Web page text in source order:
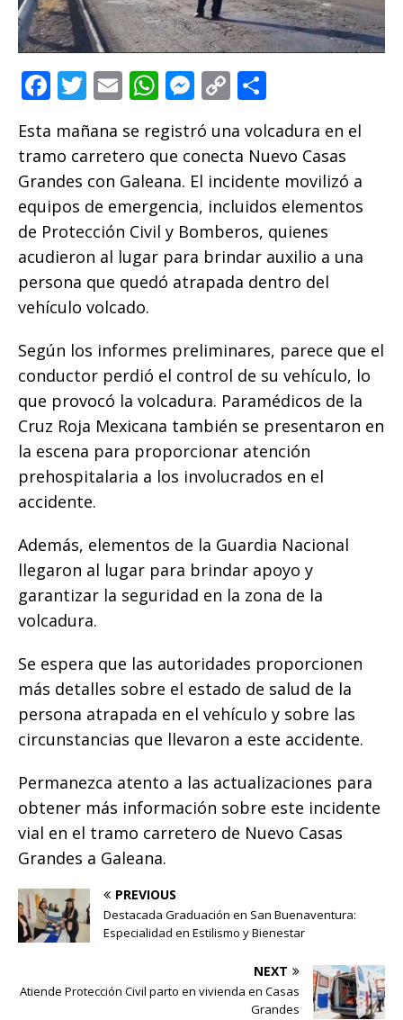
F
c
e
b
o
o
k
T
it
te
r
E
ai
l
W
at
s
A
p
p
M
e
ss
e
n
g
e
r
C
p
y
Li
n
k
m
p
ar
ti
r
Esta mañana se registró una volcadura en el
tramo carretero que conecta Nuevo Casas
Grandes con Galeana. El incidente movilizó a
equipos de emergencia, incluidos elementos
de Protección Civil y Bomberos, quienes
acudieron al lugar para brindar auxilio a una
persona que quedó atrapada dentro del
vehículo volcado.
Según los informes preliminares, parece que el
conductor perdió el control de su vehículo, lo
que provocó la volcadura. Paramédicos de la
Cruz Roja Mexicana también se presentaron en
la escena para proporcionar atención
prehospitalaria a los involucrados en el
accidente.
Además, elementos de la Guardia Nacional
llegaron al lugar para brindar apoyo y
garantizar la seguridad en la zona de la
volcadura.
Se espera que las autoridades proporcionen
más detalles sobre el estado de salud de la
persona atrapada en el vehículo y sobre las
circunstancias que llevaron a este accidente.
Permanezca atento a las actualizaciones para
obtener más información sobre este incidente
vial en el tramo carretero de Nuevo Casas
Grandes a Galeana.
PREVIOUS
Destacada Graduación en San Buenaventura:
Especialidad en Estilismo y Bienestar
NEXT
Atiende Protección Civil parto en vivienda en Casas
Grandes